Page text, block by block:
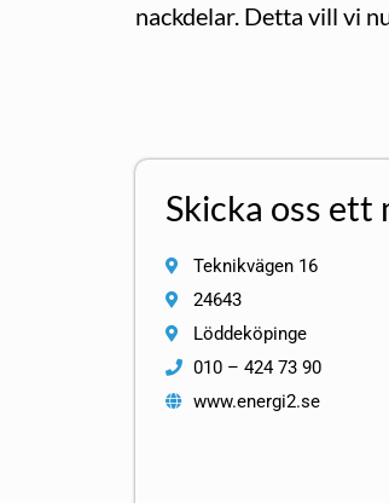
nackdelar. Detta vill vi
Skicka oss ett
Teknikvägen 16
24643
Löddeköpinge
010 – 424 73 90
www.energi2.se